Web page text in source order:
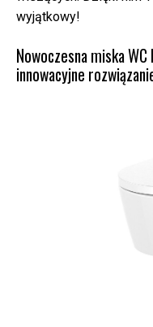
wyjątkowy!
Nowoczesna miska
innowacyjne